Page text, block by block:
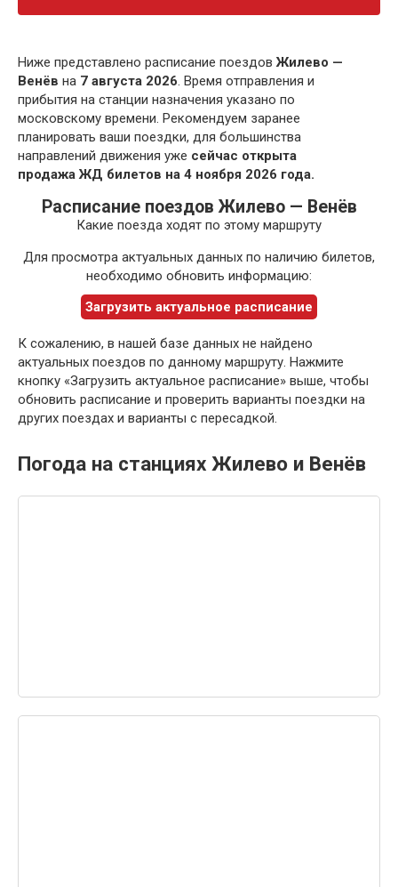
Ниже представлено расписание поездовЖилево —
Венёв на 7 августа 2026. Время отправления и
прибытия на станции назначения указано по
московскому времени. Рекомендуем заранее
планировать ваши поездки, для большинства
направлений движения уже сейчас открыта
продажа ЖД билетов на 4 ноября 2026 года.
Расписание поездов Жилево — Венёв
Какие поезда ходят по этому маршруту
Для просмотра актуальных данных по наличию билетов,
необходимо обновить информацию:
Загрузить актуальное расписание
К сожалению, в нашей базе данных не найдено
актуальных поездов по данному маршруту. Нажмите
кнопку «Загрузить актуальное расписание» выше, чтобы
обновить расписание и проверить варианты поездки на
других поездах и варианты с пересадкой.
Погода на станциях Жилево и Венёв